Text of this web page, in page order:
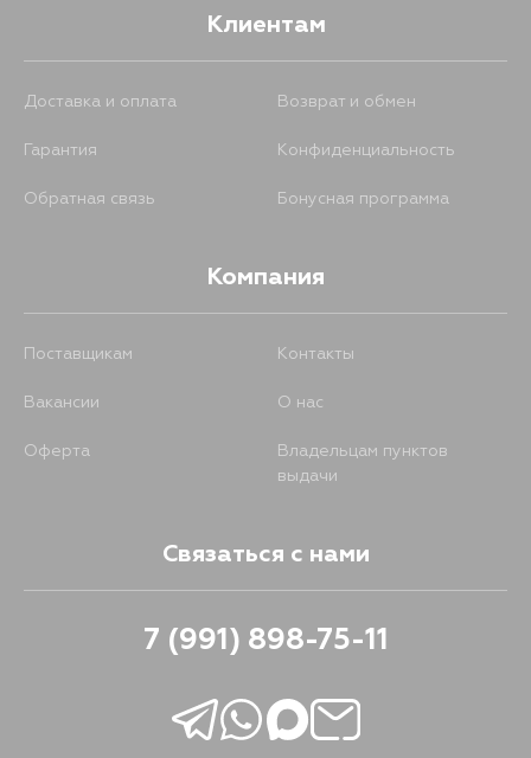
Клиентам
Доставка и оплата Возврат и обмен
Гарантия Конфиденциальность
Обратная связь Бонусная программа
Компания
Поставщикам Контакты
Вакансии О нас
Оферта
Владельцам пунктов
выдачи
Связаться с нами
7 (991) 898-75-11